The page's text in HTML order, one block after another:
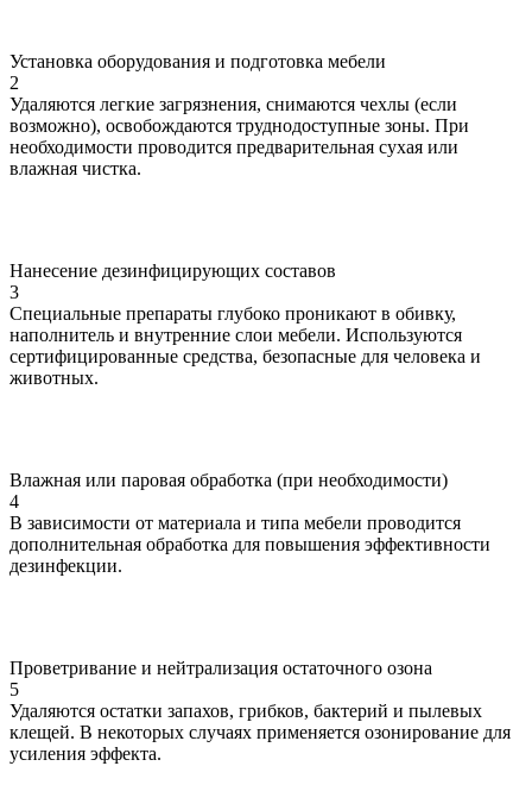
Установка оборудования и подготовка мебели
2
Удаляются легкие загрязнения, снимаются чехлы (если
возможно), освобождаются труднодоступные зоны. При
необходимости проводится предварительная сухая или
влажная чистка.
Нанесение дезинфицирующих составов
3
Специальные препараты глубоко проникают в обивку,
наполнитель и внутренние слои мебели. Используются
сертифицированные средства, безопасные для человека и
животных.
Влажная или паровая обработка (при необходимости)
4
В зависимости от материала и типа мебели проводится
дополнительная обработка для повышения эффективности
дезинфекции.
Проветривание и нейтрализация остаточного озона
5
Удаляются остатки запахов, грибков, бактерий и пылевых
клещей. В некоторых случаях применяется озонирование для
усиления эффекта.